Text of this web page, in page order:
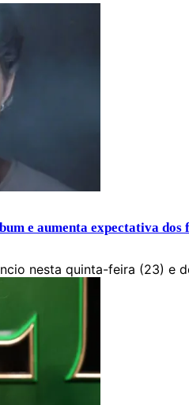
e aumenta expectativa dos
nesta quinta-feira (23) e